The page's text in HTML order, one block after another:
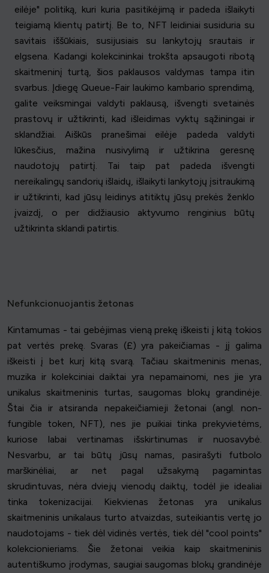
eilėje" politiką, kuri kuria pasitikėjimą ir padeda išlaikyti
teigiamą klientų patirtį. Be to, NFT leidiniai susiduria su
savitais iššūkiais, susijusiais su lankytojų srautais ir
elgsena. Kadangi kolekcininkai trokšta apsaugoti ribotą
skaitmeninį turtą, šios paklausos valdymas tampa itin
svarbus. Įdiegę Queue-Fair laukimo kambario sprendimą,
galite veiksmingai valdyti paklausą, išvengti svetainės
prastovų ir užtikrinti, kad išleidimas vyktų sąžiningai ir
sklandžiai. Aiškūs pranešimai eilėje padeda valdyti
lūkesčius, mažina nusivylimą ir užtikrina geresnę
naudotojų patirtį. Tai taip pat padeda išvengti
nereikalingų sandorių išlaidų, išlaikyti lankytojų įsitraukimą
ir užtikrinti, kad jūsų leidinys atitiktų jūsų prekės ženklo
įvaizdį, o per didžiausio aktyvumo renginius būtų
užtikrinta sklandi patirtis.
Nefunkcionuojantis žetonas
Kintamumas - tai gebėjimas vieną prekę iškeisti į kitą tokios
pat vertės prekę. Svaras (£) yra pakeičiamas - jį galima
iškeisti į bet kurį kitą svarą. Tačiau skaitmeninis menas,
muzika ir kolekciniai daiktai yra nepamainomi, nes jie yra
unikalus skaitmeninis turtas, saugomas blokų grandinėje.
Štai čia ir atsiranda nepakeičiamieji žetonai (angl. non-
fungible token, NFT), nes jie puikiai tinka prekyvietėms,
kuriose labai vertinamas išskirtinumas ir nuosavybė.
Nesvarbu, ar tai būtų jūsų namas, pasirašyti futbolo
marškinėliai, ar net pagal užsakymą pagamintas
skrudintuvas, nėra dviejų vienodų daiktų, todėl jie idealiai
tinka tokenizacijai. Kiekvienas žetonas yra unikalus
skaitmeninis unikalaus turto atvaizdas, suteikiantis vertę jo
naudotojams - tiek dėl vidinės vertės, tiek dėl "cool points"
kolekcionieriams. Šie žetonai veikia kaip skaitmeninis
autentiškumo įrodymas, saugiai saugomas blokų grandinėje